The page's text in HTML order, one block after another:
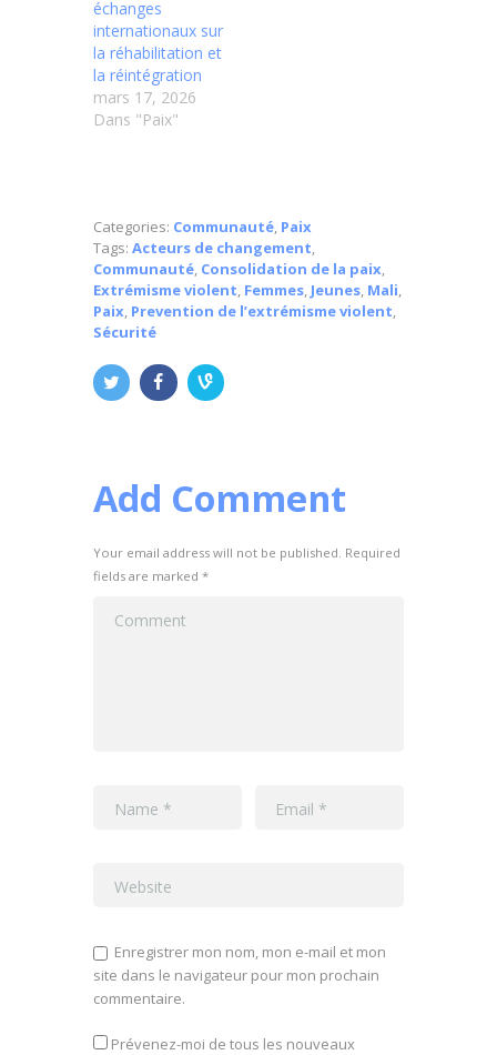
échanges
internationaux sur
la réhabilitation et
la réintégration
mars 17, 2026
Dans "Paix"
Categories: Communauté Paix
Tags: Acteurs de changement
Communauté Consolidation de la paix
Extrémisme violent Femmes Jeunes Mali
Paix Prevention de l’extrémisme violent
Sécurité
Add Comment
Your email address will not be published. Required
fields are marked *
Enregistrer mon nom, mon e-mail et mon
site dans le navigateur pour mon prochain
commentaire.
Prévenez-moi de tous les nouveaux